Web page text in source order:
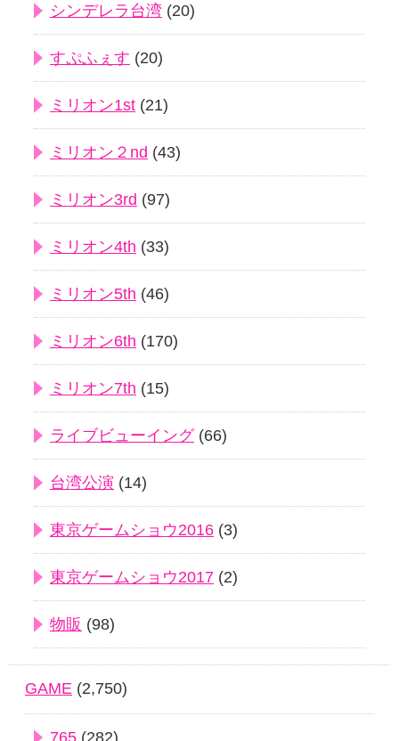
シンデレラ台湾 (20)
すぷふぇす (20)
ミリオン1st (21)
ミリオン２nd (43)
ミリオン3rd (97)
ミリオン4th (33)
ミリオン5th (46)
ミリオン6th (170)
ミリオン7th (15)
ライブビューイング(66)
台湾公演 (14)
東京ゲームショウ2016 (3)
東京ゲームショウ2017 (2)
物販 (98)
GAME (2,750)
765 (282)